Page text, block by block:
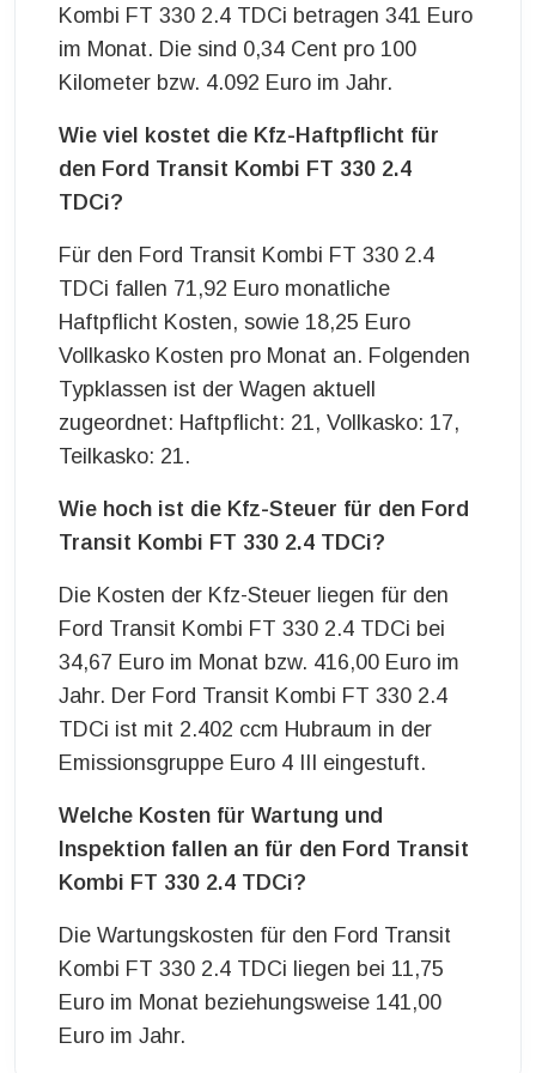
Kombi FT 330 2.4 TDCi betragen 341 Euro
im Monat. Die sind 0,34 Cent pro 100
Kilometer bzw. 4.092 Euro im Jahr.
Wie viel kostet die Kfz-Haftpflicht für
den Ford Transit Kombi FT 330 2.4
TDCi?
Für den Ford Transit Kombi FT 330 2.4
TDCi fallen 71,92 Euro monatliche
Haftpflicht Kosten, sowie 18,25 Euro
Vollkasko Kosten pro Monat an. Folgenden
Typklassen ist der Wagen aktuell
zugeordnet: Haftpflicht: 21, Vollkasko: 17,
Teilkasko: 21.
Wie hoch ist die Kfz-Steuer für den Ford
Transit Kombi FT 330 2.4 TDCi?
Die Kosten der Kfz-Steuer liegen für den
Ford Transit Kombi FT 330 2.4 TDCi bei
34,67 Euro im Monat bzw. 416,00 Euro im
Jahr. Der Ford Transit Kombi FT 330 2.4
TDCi ist mit 2.402 ccm Hubraum in der
Emissionsgruppe Euro 4 III eingestuft.
Welche Kosten für Wartung und
Inspektion fallen an für den Ford Transit
Kombi FT 330 2.4 TDCi?
Die Wartungskosten für den Ford Transit
Kombi FT 330 2.4 TDCi liegen bei 11,75
Euro im Monat beziehungsweise 141,00
Euro im Jahr.